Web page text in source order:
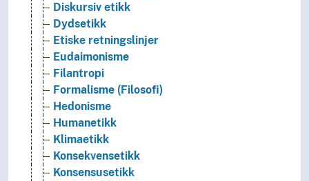
Diskursiv etikk
Dydsetikk
Etiske retningslinjer
Eudaimonisme
Filantropi
Formalisme (Filosofi)
Hedonisme
Humanetikk
Klimaetikk
Konsekvensetikk
Konsensusetikk